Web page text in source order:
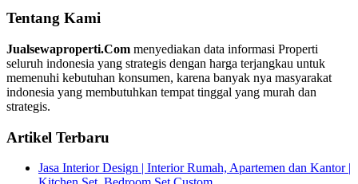
Tentang Kami
Jualsewaproperti.Com menyediakan data informasi Properti
seluruh indonesia yang strategis dengan harga terjangkau untuk
memenuhi kebutuhan konsumen, karena banyak nya masyarakat
indonesia yang membutuhkan tempat tinggal yang murah dan
strategis.
Artikel Terbaru
Jasa Interior Design | Interior Rumah, Apartemen dan Kantor |